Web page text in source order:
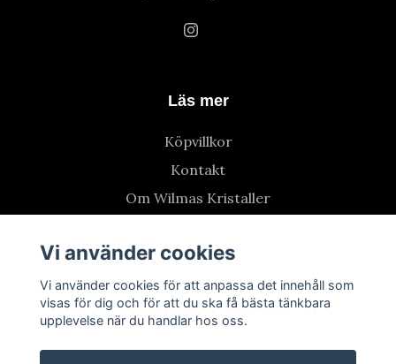
Läs mer
Köpvillkor
Kontakt
Om Wilmas Kristaller
Vi använder cookies
Vi använder cookies för att anpassa det innehåll som
visas för dig och för att du ska få bästa tänkbara
upplevelse när du handlar hos oss.